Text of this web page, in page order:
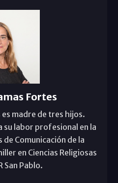
Fortes
es madre de tres hijos.
labor profesional en la
Comunicación de la
en Ciencias Religiosas
San Pablo.